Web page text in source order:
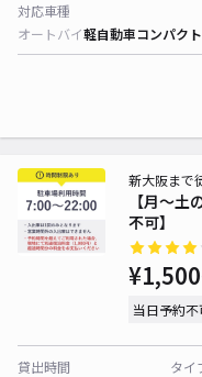
対応車種
オートバイ軽自動車コンパク
【月～
不可】
新大阪まで
当日予約不
貸出時間
タイ